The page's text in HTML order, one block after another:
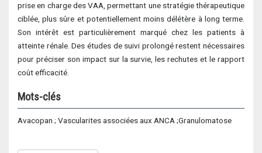
prise en charge des VAA, permettant une stratégie thérapeutique
ciblée, plus sûre et potentiellement moins délétère à long terme.
Son intérêt est particulièrement marqué chez les patients à
atteinte rénale. Des études de suivi prolongé restent nécessaires
pour préciser son impact sur la survie, les rechutes et le rapport
coût efficacité.
Mots-clés
Avacopan ; Vascularites associées aux ANCA ;Granulomatose